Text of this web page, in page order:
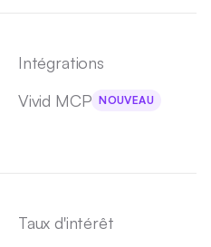
Intégrations
Vivid MCP NOUVEAU
Taux d'intérêt